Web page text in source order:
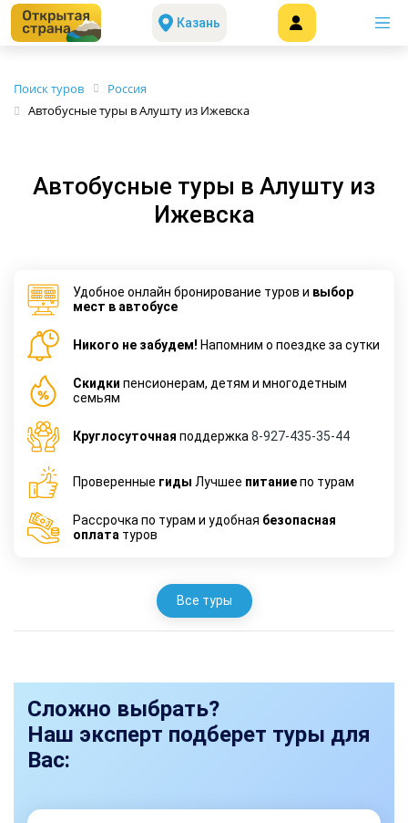
Казань
Поиск туров
Россия
Автобусные туры в Алушту из Ижевска
Автобусные туры в Алушту из
Ижевска
Удобное онлайн бронирование туров и выбор
мест в автобусе
Никого не забудем! Напомним о поездке за сутки
Cкидки пенсионерам, детям и многодетным
семьям
Круглосуточная поддержка 8-927-435-35-44
Проверенные гиды Лучшее питаниепо турам
Рассрочка по турам и удобная безопасная
оплата туров
Все туры
Сложно выбрать?
Наш эксперт подберет туры для
Вас: